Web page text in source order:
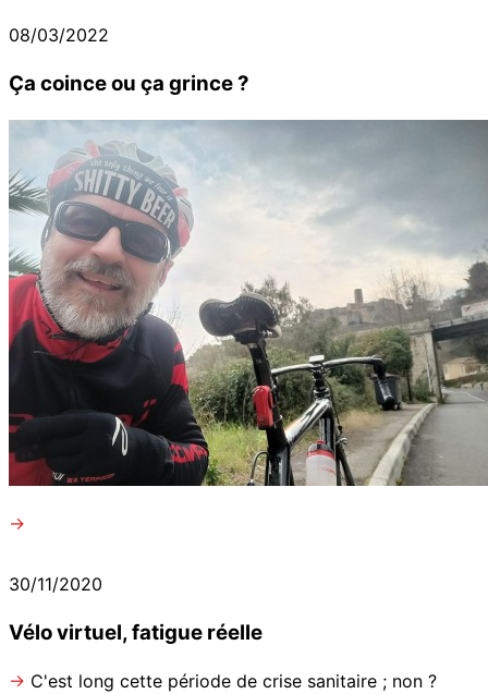
08/03/2022
Ça coince ou ça grince ?
→
30/11/2020
Vélo virtuel, fatigue réelle
→ C'est long cette période de crise sanitaire ; non ?